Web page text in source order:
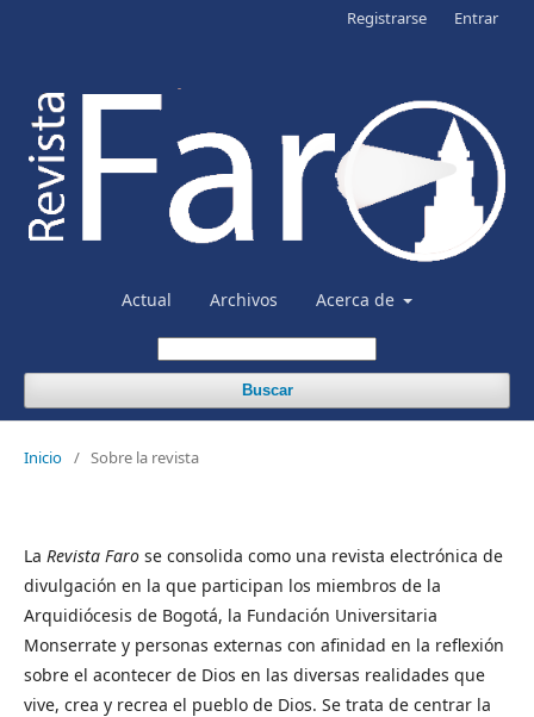
Actual Archivos Acerca de
Buscar
Registrarse Entrar
Inicio / Sobre la revista
La Revista Faro se consolida como una revista electrónica de
divulgación en la que participan los miembros de la
Arquidiócesis de Bogotá, la Fundación Universitaria
Monserrate y personas externas con afinidad en la reflexión
sobre el acontecer de Dios en las diversas realidades que
vive, crea y recrea el pueblo de Dios. Se trata de centrar la